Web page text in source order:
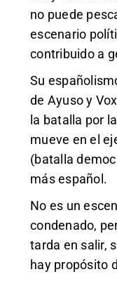
no puede
escenario
contribuido a
Su
de Ayuso y
la batalla por
mueve en el
(batalla
más español.
No es un
condenado,
tarda en salir,
hay propósito